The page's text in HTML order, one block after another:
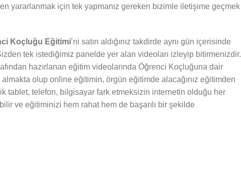
yararlanmak için tek yapmanız gereken bizimle iletişime geçmek
Koçluğu Eğitimi’ni satın aldığınız takdirde aynı gün içerisinde
tek istediğimiz panelde yer alan videoları izleyip bitirmenizdir.
hazırlanan eğitim videolarında Öğrenci Koçluğuna dair
olup online eğitimin, örgün eğitimde alacağınız eğitimden
tablet, telefon, bilgisayar fark etmeksizin internetin olduğu her
ve eğitiminizi hem rahat hem de başarılı bir şekilde